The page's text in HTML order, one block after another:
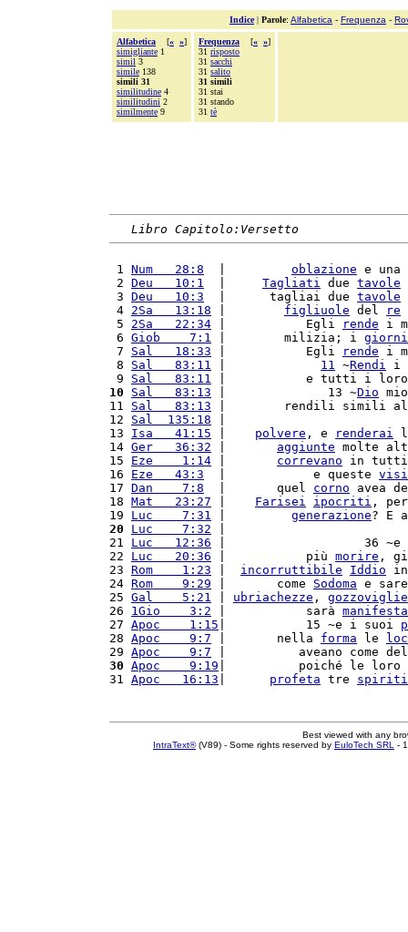
Indice| Parole: Alfabetica - Frequenza -
Alfabetica [« »]
simigliante 1
simil 3
simile 138
simili 31
similitudine 4
similitudini 2
similmente 9
Frequenza [« »]
31 risposto
31 sacchi
31 salito
31 simili
31 stai
31 stando
31 tè
Libro Capitolo:Versetto
1 Num   28:8 oblazione e una
2 Deu   10:1 Tagliati due tavole
3 Deu   10:3
  |      tagliai due
tavole
4 2Sa   13:18 figliuole del
re
5 2Sa   22:34 |           Egli rende i
6 Giob    7:1 |        milizia; i giorni
7 Sal   18:33 |           Egli rende i
8 Sal   83:11 11 ~Rendi i
9 Sal   83:11 |           e tutti i
10
Sal   83:13 |              13 ~Dio
11 Sal   83:13 |        rendili simili
12 Sal  135:18
13 Isa   41:15 polvere , e renderai
14 Ger   36:32 aggiunte molte
15 Eze    1:14 correvano in
16 Eze   43:3
  |            e queste
17 Dan    7:8
  |       quel
corno avea
18 Mat   23:27 Farisei ipocriti ,
19 Luc    7:31 generazione? E
20
Luc    7:32
21 Luc   12:36 |                   36 ~e
22 Luc   20:36 |           più morire ,
23 Rom    1:23 incorruttibile Iddio
24 Rom    9:29 |       come Sodoma e
25 Gal    5:21 ubriachezze , gozzoviglie
26 1Gio    3:2 |           sarà
27 Apoc    1:15 |           15 ~e i suoi
28 Apoc    9:7 |       nella forma le
29 Apoc    9:7 |          aveano come
30 Apoc    9:19 |          poiché le loro
31 Apoc   16:13 profeta tre spiriti
Best viewed with any
IntraText®(V89) - Some rights reserved by EuloTech SRL -